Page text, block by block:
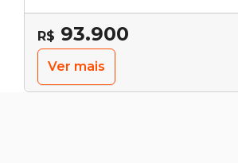
R$ 93.900
Ver mais